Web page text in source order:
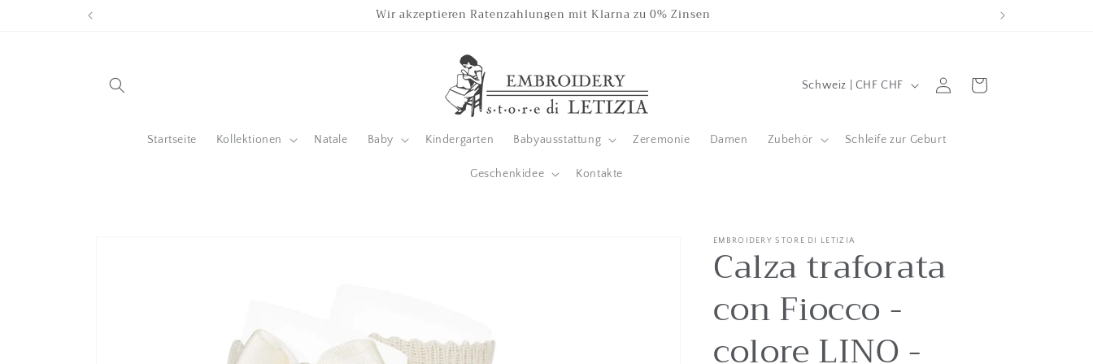
Wir akzeptieren Ratenzahlungen mit Klarna zu 0% Zinsen
Startseite Kollektionen Natale Baby Kindergarten Babyausstattung Zeremonie Damen Zubehör Schleife zur Geburt
Geschenkidee Kontakte
L
n
e
o
g
r
Schweiz | CHF CHF Einloggen Wagen
EMBROIDERY STORE DI LETIZIA
Calza traforata
con Fiocco -
colore LINO -